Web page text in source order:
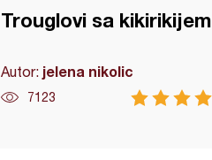
Trouglovi sa kikirikijem
Autor: jelena nikolic
7123